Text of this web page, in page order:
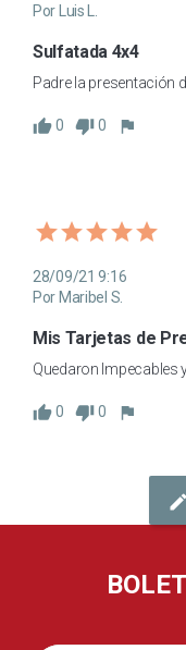
Por Luis L.
Sulfatada 4x4
Padre la presentación
0 0
28/09/21 9:16
Por Maribel S.
Mis Tarjetas de
Quedaron Impecables
0 0